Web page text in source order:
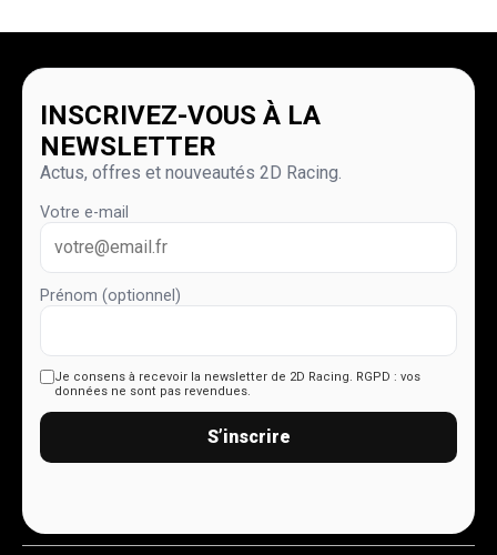
INSCRIVEZ-VOUS À LA
NEWSLETTER
Actus, offres et nouveautés 2D Racing.
Votre e-mail
Prénom (optionnel)
Je consens à recevoir la newsletter de 2D Racing. RGPD : vos
données ne sont pas revendues.
S’inscrire